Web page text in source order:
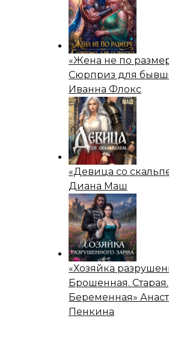
«Жена не по
Сюрприз для
Иванна Флокс
«Девица со
Диана Маш
«Хозяйка
Брошенная. Старая.
Беременная»
Пенкина